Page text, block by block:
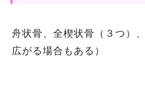
舟状骨、全楔状骨（３つ）
広がる場合もある）